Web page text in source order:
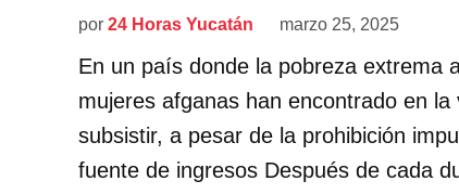
por 24 Horas Yucatán marzo 25, 2025
En un país donde la pobreza extrema
mujeres afganas han encontrado en
subsistir, a pesar de la prohibición
fuente de ingresos Después de cada